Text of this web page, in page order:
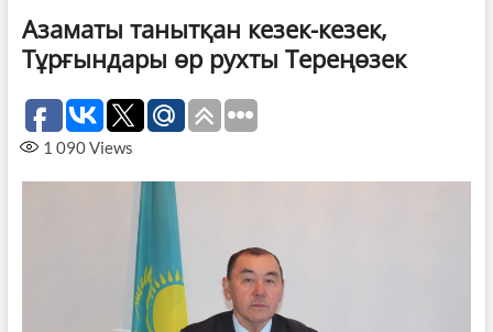
Азаматы танытқан кезек-кезек,
Тұрғындары өр рухты Тереңөзек
1 090Views